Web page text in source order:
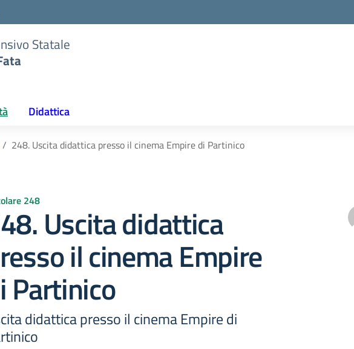
Statale
Didattica
248. Uscita didattica presso il cinema Empire di Partinico
248
Uscita didattica
il cinema Empire
Partinico
didattica presso il cinema Empire di